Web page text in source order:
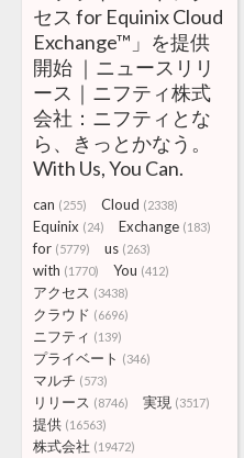
セス for Equinix Cloud
Exchange™」を提供
開始 ｜ニュースリリ
ース｜ニフティ株式
会社：ニフティとな
ら、きっとかなう。
With Us, You Can.
can (255) Cloud (2338)
Equinix (24) Exchange (183)
for (5779) us (263)
with (1770) You (412)
アクセス (3438)
クラウド (6696)
ニフティ (139)
プライベート (346)
マルチ (573)
リリース (8746) 実現 (3517)
提供 (16563)
株式会社 (19472)